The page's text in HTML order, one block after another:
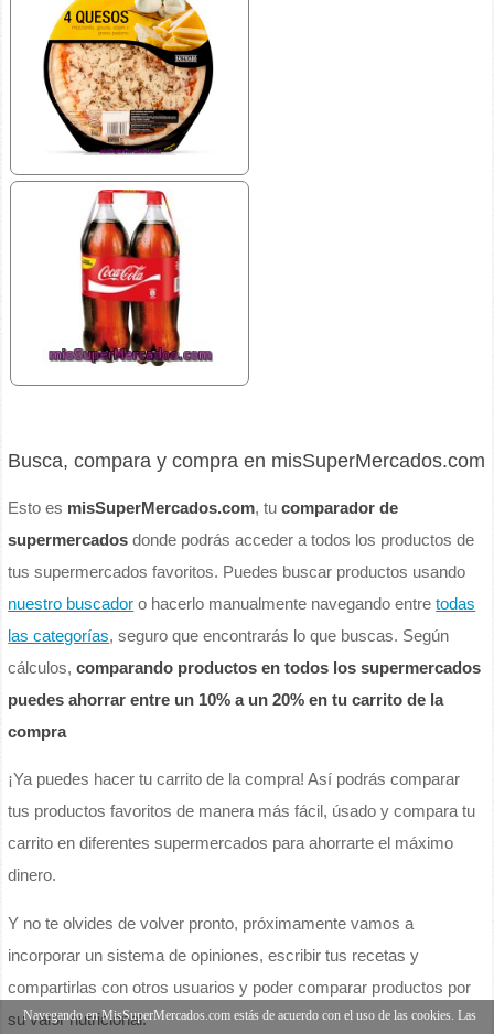
Busca, compara y compra en misSuperMercados.com
Esto es misSuperMercados.com, tucomparador de
supermercados donde podrás acceder a todos los productos de
tus supermercados favoritos. Puedes buscar productos usando
nuestro buscador o hacerlo manualmente navegando entretodas
las categorías, seguro que encontrarás lo que buscas. Según
cálculos,comparando productos en todos los supermercados
puedes ahorrar entre un 10% a un 20% en tu carrito de la
compra
¡Ya puedes hacer tu carrito de la compra! Así podrás comparar
tus productos favoritos de manera más fácil, úsado y compara tu
carrito en diferentes supermercados para ahorrarte el máximo
dinero.
Y no te olvides de volver pronto, próximamente vamos a
incorporar un sistema de opiniones, escribir tus recetas y
compartirlas con otros usuarios y poder comparar productos por
su valor nutricional.
Navegando en MisSuperMercados.com estás de acuerdo con el uso de las cookies. Las